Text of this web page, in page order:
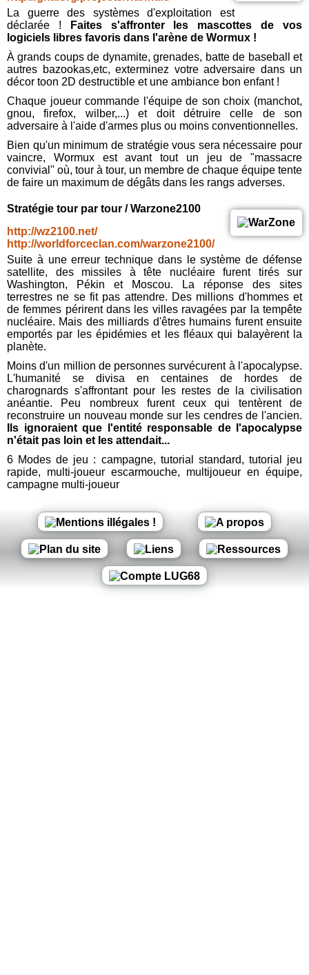
La guerre des systèmes d'exploitation est
déclarée !
Faites s'affronter les mascottes de vos
logiciels libres favoris dans l'arène de Wormux !
À grands coups de dynamite, grenades, batte de baseball et
autres bazookas,etc, exterminez votre adversaire dans un
décor toon 2D destructible et une ambiance bon enfant !
Chaque joueur commande l'équipe de son choix (manchot,
gnou, firefox, wilber,...) et doit détruire celle de son
adversaire à l'aide d'armes plus ou moins conventionnelles.
Bien qu'un minimum de stratégie vous sera nécessaire pour
vaincre, Wormux est avant tout un jeu de "massacre
convivial" où, tour à tour, un membre de chaque équipe tente
de faire un maximum de dégâts dans les rangs adverses.
Stratégie tour par tour / Warzone2100
http://wz2100.net/
http://worldforceclan.com/warzone2100/
Suite à une erreur technique dans le système de défense
satellite, des missiles à tête nucléaire furent tirés sur
Washington, Pékin et Moscou. La réponse des sites
terrestres ne se fit pas attendre. Des millions d'hommes et
de femmes périrent dans les villes ravagées par la tempête
nucléaire. Mais des milliards d'êtres humains furent ensuite
emportés par les épidémies et les fléaux qui balayèrent la
planète.
Moins d'un million de personnes survécurent à l'apocalypse.
L'humanité se divisa en centaines de hordes de
charognards s'affrontant pour les restes de la civilisation
anéantie. Peu nombreux furent ceux qui tentèrent de
reconstruire un nouveau monde sur les cendres de l'ancien.
Ils ignoraient que l'entité responsable de l'apocalypse
n'était pas loin et les attendait...
6 Modes de jeu : campagne, tutorial standard, tutorial jeu
rapide, multi-joueur escarmouche, multijoueur en équipe,
campagne multi-joueur